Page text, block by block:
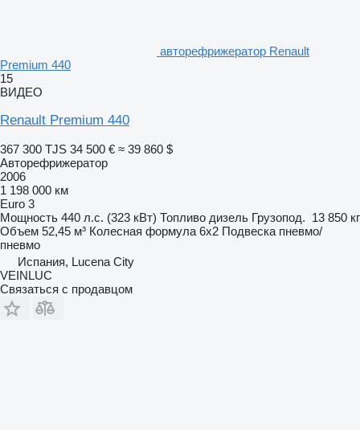
авторефрижератор Renault
Premium 440
15
ВИДЕО
Renault Premium 440
367 300 TJS 34 500 € ≈ 39 860 $
Авторефрижератор
2006
1 198 000 км
Euro 3
Мощность 440 л.с. (323 кВт) Топливо дизель Грузопод. 13 850 кг
Объем 52,45 м³ Колесная формула 6x2 Подвеска пневмо/
пневмо
Испания, Lucena City
VEINLUC
Связаться с продавцом